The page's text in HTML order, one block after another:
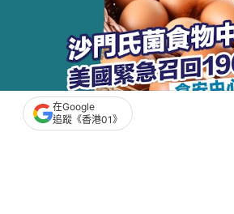
撰文：賈桂琳
在Google
追蹤《香港01》